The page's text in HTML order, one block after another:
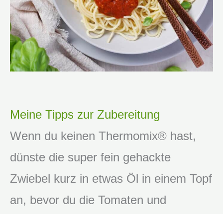
Meine Tipps zur Zubereitung
Wenn du keinen Thermomix® hast,
dünste die super fein gehackte
Zwiebel kurz in etwas Öl in einem Topf
an, bevor du die Tomaten und